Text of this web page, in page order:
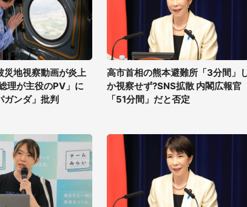
災地視察動画が炎上
理が主役のPV」に
ガンダ」批判
高市首相の熊本避難所「3分間」
か視察せず?SNS拡散 内閣広報官
「51分間」だと否定